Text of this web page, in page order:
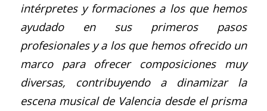
intérpretes y formaciones a los que hemos
ayudado en sus primeros pasos
profesionales y a los que hemos ofrecido un
marco para ofrecer composiciones muy
diversas, contribuyendo a dinamizar la
escena musical de Valencia desde el prisma